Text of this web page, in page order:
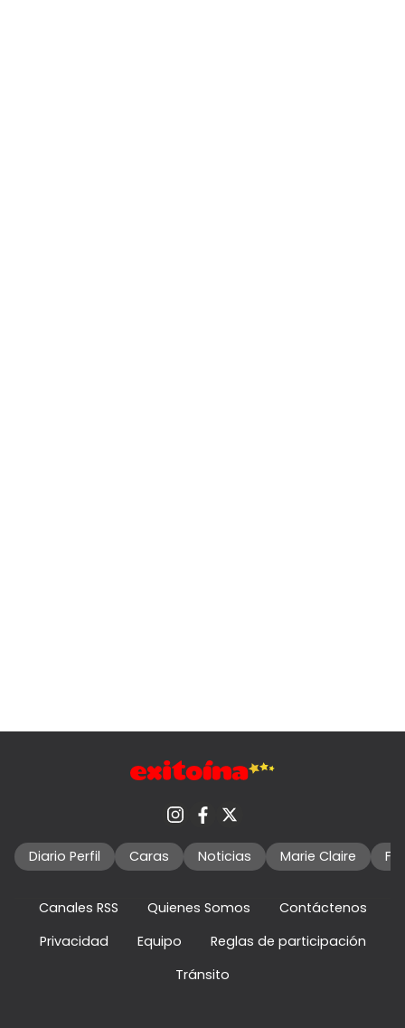
Diario Perfil Caras Noticias Marie Claire
Canales RSS Quienes Somos
Contáctenos
Privacidad
Equipo
Reglas de participación
Tránsito